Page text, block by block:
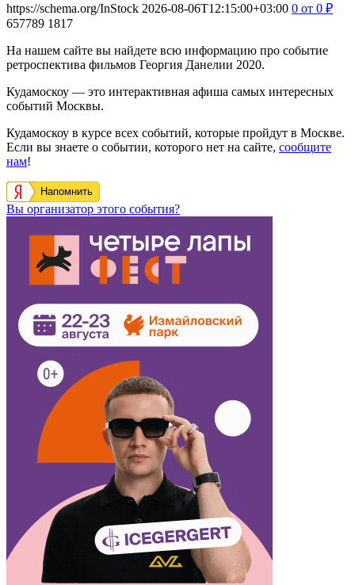
https://schema.org/InStock 2026-08-06T12:15:00+03:00 0 от 0 ₽
657789 1817
На нашем сайте вы найдете всю информацию про событие
ретроспектива фильмов Георгия Данелии 2020.
Кудамоскоу — это интерактивная афиша самых интересных
событий Москвы.
Кудамоскоу в курсе всех событий, которые пройдут в Москве.
Если вы знаете о событии, которого нет на сайте, сообщите
нам!
Напомнить
Вы организатор этого события?